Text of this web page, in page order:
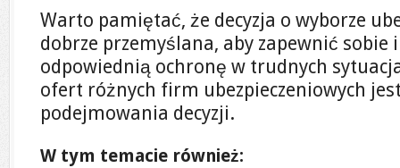
Warto pamiętać, że decyzja o wyborze
dobrze przemyślana, aby zapewnić
odpowiednią ochronę w trudnych
ofert różnych firm ubezpieczeniowych
podejmowania decyzji.
W tym temacie również: